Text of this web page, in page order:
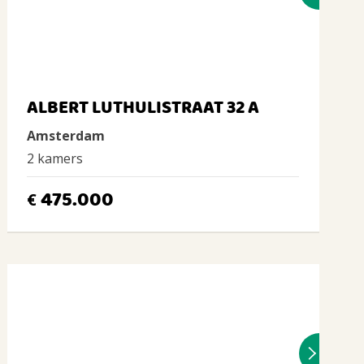
ALBERT LUTHULISTRAAT 32 A
Amsterdam
2 kamers
€475.000